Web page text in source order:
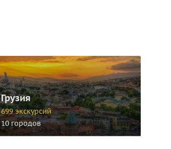
Грузия
699 экскурсий
10 городов